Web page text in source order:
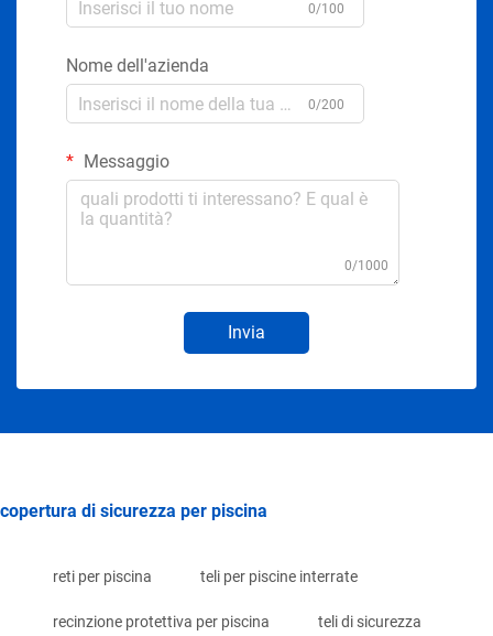
0/100
Nome dell'azienda
0/200
Messaggio
0/1000
Invia
copertura di sicurezza per piscina
reti per piscina teli per piscine interrate
recinzione protettiva per piscina teli di sicurezza